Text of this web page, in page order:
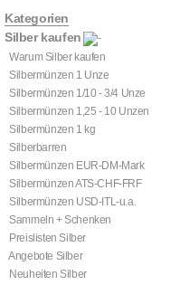
Kategorien
Silber kaufen
Warum Silber kaufen
Silbermünzen 1 Unze
Silbermünzen 1/10 - 3/4 Unze
Silbermünzen 1,25 - 10 Unzen
Silbermünzen 1 kg
Silberbarren
Silbermünzen EUR-DM-Mark
Silbermünzen ATS-CHF-FRF
Silbermünzen USD-ITL-u.a.
Sammeln + Schenken
Preislisten Silber
Angebote Silber
Neuheiten Silber